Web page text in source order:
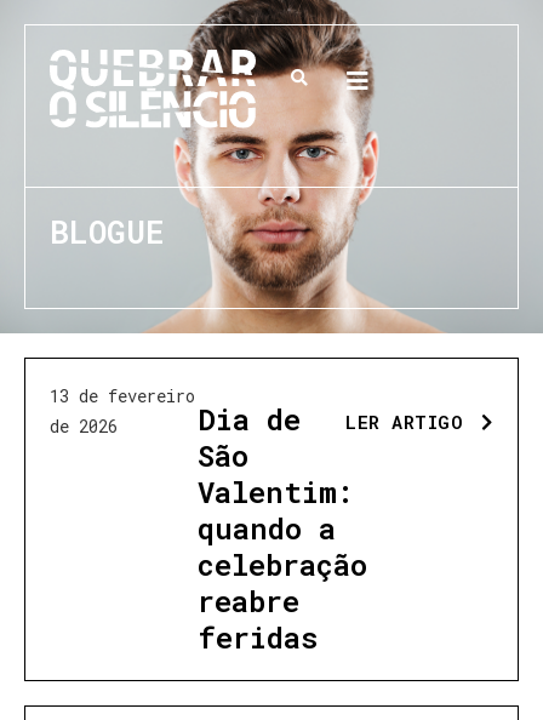
BLOGUE
13 de fevereiro
de 2026
Dia de
São
Valentim:
quando a
celebração
reabre
feridas
LER ARTIGO